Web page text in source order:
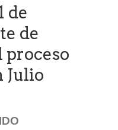
de
de
proceso
Julio